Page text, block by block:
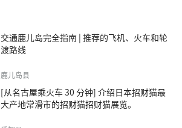
交通鹿儿岛完全指南 | 推荐的飞机、火车和轮
渡路线
鹿儿岛县
[从名古屋乘火车 30 分钟] 介绍日本招财猫最
大产地常滑市的招财猫招财猫展览。